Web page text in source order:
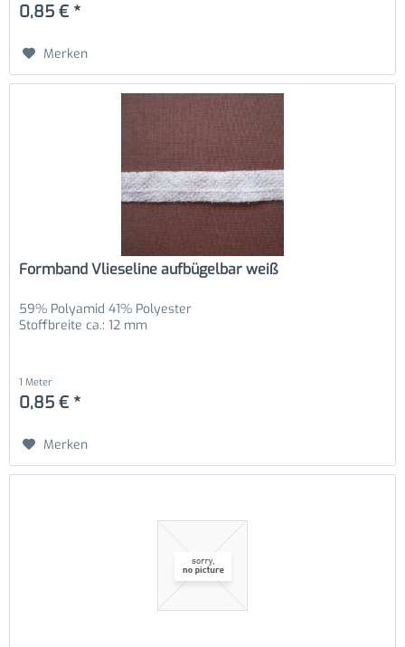
0,85 € *
Merken
Formband Vlieseline aufbügelbar weiß
59% Polyamid 41% Polyester
Stoffbreite ca.: 12 mm
1 Meter
0,85 € *
Merken